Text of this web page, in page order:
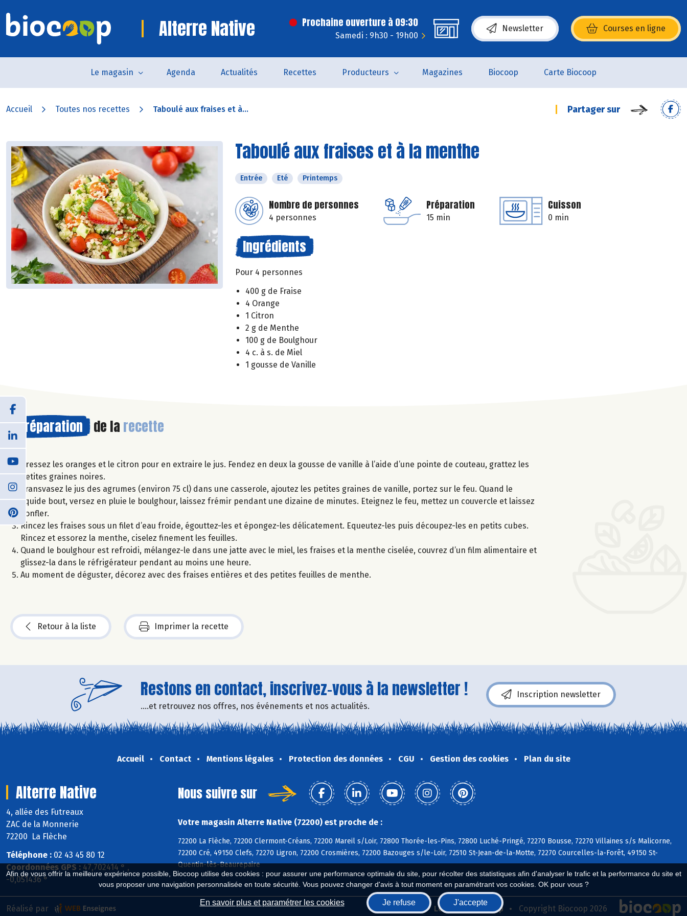
Afin de vous offrir la meilleure expérience possible, Biocoop utilise des cookies : pour assurer une performance optimale du site, pour récolter des statistiques afin d'analyser le trafic et la performance du site et
vous proposer une navigation personnalisée en toute sécurité. Vous pouvez changer d'avis à tout moment en paramétrant vos cookies. OK pour vous ?
En savoir plus et paramétrer les cookies Je refuse J'accepte
Alterre Native Prochaine ouverture à 09:30
Samedi : 9h30 - 19h00
Newsletter Courses en ligne
(s’ouvre dans une nouvelle fenêtre)
Le magasin Agenda Actualités Recettes Producteurs Magazines Biocoop Carte Biocoop
Accueil Toutes nos recettes Taboulé aux fraises et à... Partager sur
Taboulé aux fraises et à la menthe
Entrée Eté Printemps
Nombre de personnes
4 personnes
Préparation
15 min
Cuisson
0 min
Ingrédients
Pour 4 personnes
400 g de Fraise
4 Orange
1 Citron
2 g de Menthe
100 g de Boulghour
4 c. à s. de Miel
1 gousse de Vanille
Préparation de la recette
Pressez les oranges et le citron pour en extraire le jus. Fendez en deux la gousse de vanille à l’aide d’une pointe de couteau, grattez les
petites graines noires.
Transvasez le jus des agrumes (environ 75 cl) dans une casserole, ajoutez les petites graines de vanille, portez sur le feu. Quand le
liquide bout, versez en pluie le boulghour, laissez frémir pendant une dizaine de minutes. Eteignez le feu, mettez un couvercle et laissez
gonfler.
Rincez les fraises sous un filet d’eau froide, égouttez-les et épongez-les délicatement. Equeutez-les puis découpez-les en petits cubes.
Rincez et essorez la menthe, ciselez finement les feuilles.
Quand le boulghour est refroidi, mélangez-le dans une jatte avec le miel, les fraises et la menthe ciselée, couvrez d’un film alimentaire et
glissez-la dans le réfrigérateur pendant au moins une heure.
Au moment de déguster, décorez avec des fraises entières et des petites feuilles de menthe.
Retour à la liste Imprimer la recette
Restons en contact, inscrivez-vous à la newsletter !
....et retrouvez nos offres, nos événements et nos actualités.
Inscription newsletter
Accueil Contact Mentions légales Protection des données CGU Gestion des cookies Plan du site
Alterre Native
4, allée des Futreaux
ZAC de la Monnerie
72200 La Flèche
Téléphone : 02 43 45 80 12
Coordonnées GPS : 47,702414 ° ,
-0,051436 °
Nous suivre sur
Votre magasin Alterre Native (72200) est proche de :
72200 La Flèche, 72200 Clermont-Créans, 72200 Mareil s/Loir, 72800 Thorée-les-Pins, 72800 Luché-Pringé, 72270 Bousse, 72270 Villaines s/s Malicorne,
72200 Cré, 49150 Clefs, 72270 Ligron, 72200 Crosmières, 72200 Bazouges s/le-Loir, 72510 St-Jean-de-la-Motte, 72270 Courcelles-la-Forêt, 49150 St-
Quentin-lès-Beaurepaire
Biocoop.fr Le réseau Biocoop Copyright Biocoop 2026
Réalisé par